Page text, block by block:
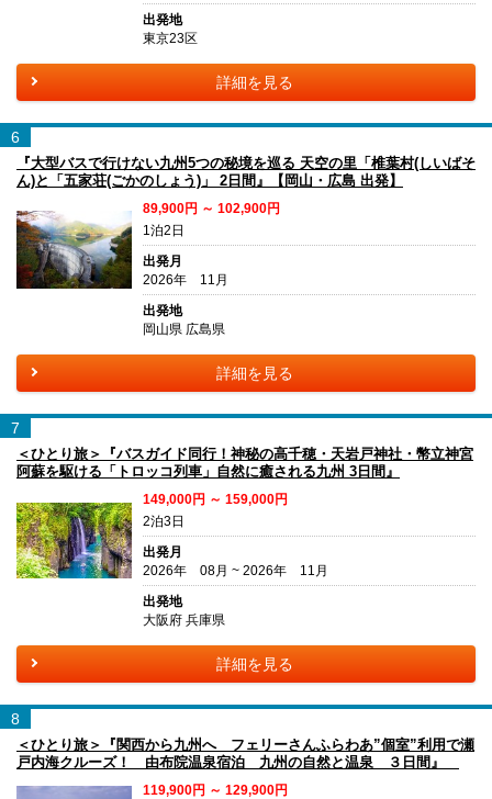
出発地
東京23区
詳細を見る
6
『大型バスで行けない九州5つの秘境を巡る 天空の里「椎葉村(しいばそ
ん)と「五家荘(ごかのしょう)」 2日間』【岡山・広島 出発】
89,900円 ～ 102,900円
1泊2日
出発月
2026年 11月
出発地
岡山県 広島県
詳細を見る
7
＜ひとり旅＞『バスガイド同行！神秘の高千穂・天岩戸神社・幣立神宮
阿蘇を駆ける「トロッコ列車」自然に癒される九州 3日間』
149,000円 ～ 159,000円
2泊3日
出発月
2026年 08月 ~ 2026年 11月
出発地
大阪府 兵庫県
詳細を見る
8
＜ひとり旅＞『関西から九州へ フェリーさんふらわあ”個室”利用で瀬
戸内海クルーズ！ 由布院温泉宿泊 九州の自然と温泉 ３日間』
119,900円 ～ 129,900円